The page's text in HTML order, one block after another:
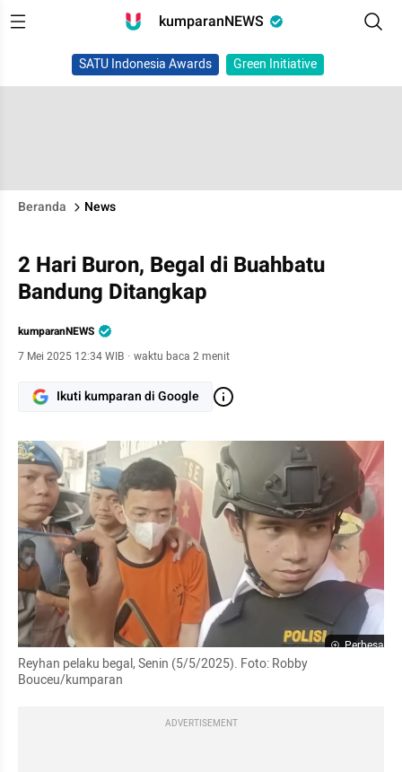
kumparanNEWS
SATU Indonesia Awards Green Initiative
Beranda News
2 Hari Buron, Begal di Buahbatu
Bandung Ditangkap
kumparanNEWS
7 Mei 2025 12:34 WIB · waktu baca 2 menit
Ikuti kumparan di Google
Perbesar
Reyhan pelaku begal, Senin (5/5/2025). Foto: Robby
Bouceu/kumparan
ADVERTISEMENT